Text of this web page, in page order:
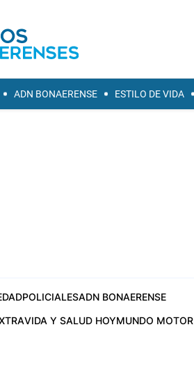
ADN BONAERENSE ESTILO DE VIDA
POLICIALESADN BONAERENSE
VIDA Y SALUD HOYMUNDO MOTOR